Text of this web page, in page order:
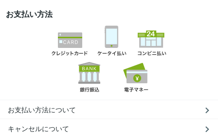
お支払い方法
お支払い方法について
キャンセルについて